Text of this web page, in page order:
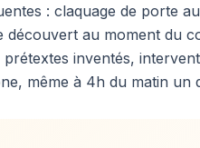
: claquage de porte
au moment du
inventés,
même à 4h du matin un